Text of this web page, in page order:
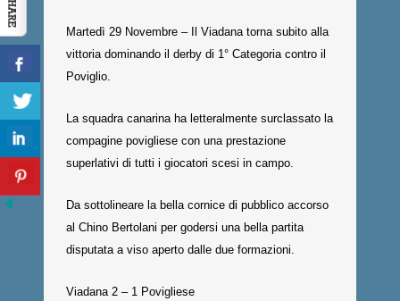
Martedì 29 Novembre – Il Viadana torna subito alla
vittoria dominando il derby di 1° Categoria contro il
Poviglio.
La squadra canarina ha letteralmente surclassato la
compagine povigliese con una prestazione
superlativi di tutti i giocatori scesi in campo.
Da sottolineare la bella cornice di pubblico accorso
al Chino Bertolani per godersi una bella partita
disputata a viso aperto dalle due formazioni.
Viadana 2 – 1 Povigliese